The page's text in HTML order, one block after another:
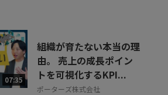
07:35
組織が育たない本当の理
由。 売上の成長ポイン
トを可視化するKPI...
ポーターズ株式会社